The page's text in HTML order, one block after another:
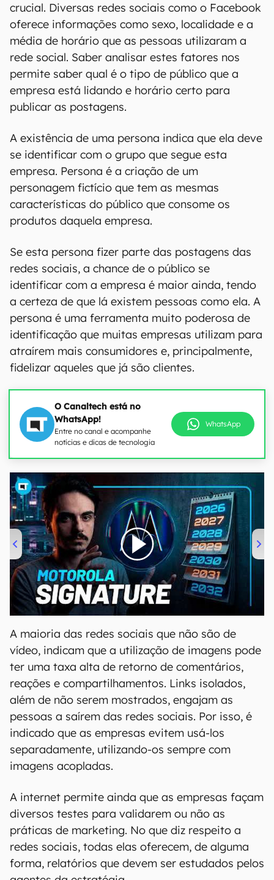
crucial. Diversas redes sociais como o Facebook
oferece informações como sexo, localidade e a
média de horário que as pessoas utilizaram a
rede social. Saber analisar estes fatores nos
permite saber qual é o tipo de público que a
empresa está lidando e horário certo para
publicar as postagens.
A existência de uma persona indica que ela deve
se identificar com o grupo que segue esta
empresa. Persona é a criação de um
personagem fictício que tem as mesmas
características do público que consome os
produtos daquela empresa.
Se esta persona fizer parte das postagens das
redes sociais, a chance de o público se
identificar com a empresa é maior ainda, tendo
a certeza de que lá existem pessoas como ela. A
persona é uma ferramenta muito poderosa de
identificação que muitas empresas utilizam para
atraírem mais consumidores e, principalmente,
fidelizar aqueles que já são clientes.
O Canaltech está no
WhatsApp!
Entre no canal e acompanhe
notícias e dicas de tecnologia
WhatsApp
00:00/20:46
A maioria das redes sociais que não são de
vídeo, indicam que a utilização de imagens pode
ter uma taxa alta de retorno de comentários,
reações e compartilhamentos. Links isolados,
além de não serem mostrados, engajam as
pessoas a saírem das redes sociais. Por isso, é
indicado que as empresas evitem usá-los
separadamente, utilizando-os sempre com
imagens acopladas.
A internet permite ainda que as empresas façam
diversos testes para validarem ou não as
práticas de marketing. No que diz respeito a
redes sociais, todas elas oferecem, de alguma
forma, relatórios que devem ser estudados pelos